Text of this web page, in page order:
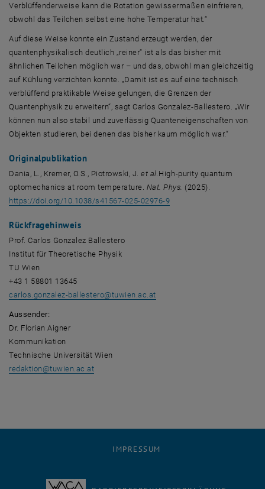
Verblüffenderweise kann die Rotation gewissermaßen einfrieren,
obwohl das Teilchen selbst eine hohe Temperatur hat.“
Auf diese Weise konnte ein Zustand erzeugt werden, der
quantenphysikalisch deutlich „reiner“ ist als das bisher mit
ähnlichen Teilchen möglich war – und das, obwohl man gleichzeitig
auf Kühlung verzichten konnte. „Damit ist es auf eine technisch
verblüffend praktikable Weise gelungen, die Grenzen der
Quantenphysik zu erweitern“, sagt Carlos Gonzalez-Ballestero. „Wir
können nun also stabil und zuverlässig Quanteneigenschaften von
Objekten studieren, bei denen das bisher kaum möglich war.“
Originalpublikation
Dania, L., Kremer, O.S., Piotrowski, J.et al. High-purity quantum
optomechanics at room temperature. Nat. Phys (2025).
https://doi.org/10.1038/s41567-025-02976-9, öffnet eine externe URL
Rückfragehinweis
Prof. Carlos Gonzalez Ballestero
Institut für Theoretische Physik
TU Wien
+43 1 58801 13645
carlos.gonzalez-ballestero@tuwien.ac.at
Aussender:
Dr. Florian Aigner
Kommunikation
Technische Universität Wien
redaktion @tuwien.ac.at
IMPRESSUM